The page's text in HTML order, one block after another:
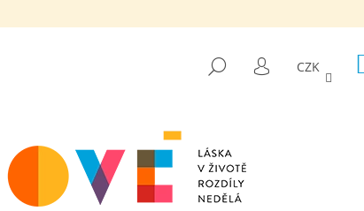
HLEDAT
PŘIHLÁŠENÍ
CZK